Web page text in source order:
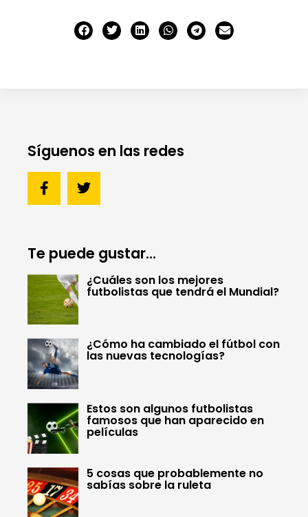
Síguenos en las redes
Te puede gustar...
¿Cuáles son los mejores
futbolistas que tendrá el Mundial?
¿Cómo ha cambiado el fútbol con
las nuevas tecnologías?
Estos son algunos futbolistas
famosos que han aparecido en
películas
5 cosas que probablemente no
sabías sobre la ruleta